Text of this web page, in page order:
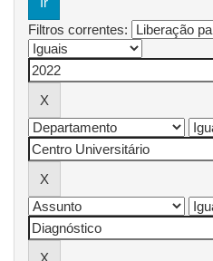
Filtros correntes: